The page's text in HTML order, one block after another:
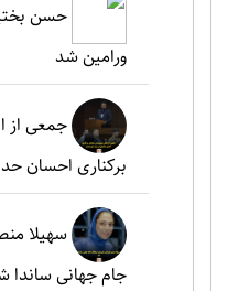
حسن
ورامین شد
جمعی از
برکناری احسان
سهیلا
جام جهانی ساندا